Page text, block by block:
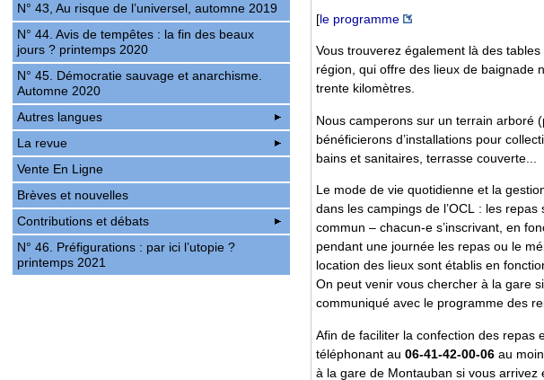
[le programme
Vous trouverez également là des
région, qui offre des lieux de baignade
trente kilomètres.
Nous camperons sur un terrain arboré
bénéficierons d’installations pour
bains et sanitaires, terrasse couverte...
Le mode de vie quotidienne et la
dans les campings de l’OCL : les
commun – chacun-e s’inscrivant, en
pendant une journée les repas ou le
location des lieux sont établis en
On peut venir vous chercher à la gare
communiqué avec le programme des
Afin de faciliter la confection des repas
téléphonant au 06-41-42-00-06 au
à la gare de Montauban si vous arrivez
N° 43, Au risque de l’universel, automne 2019
N° 44. Avis de tempêtes : la fin des beaux
jours ? printemps 2020
N° 45. Démocratie sauvage et anarchisme.
Automne 2020
Autres langues
La revue
Vente En Ligne
Brèves et nouvelles
Contributions et débats
N° 46. Préfigurations : par ici l’utopie ?
printemps 2021